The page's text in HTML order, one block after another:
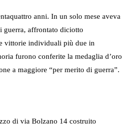
anni. In un solo mese aveva
guerra, affrontato diciotto
vittorie individuali più due in
furono conferite la medaglia d’oro
a maggiore “per merito di guerra”.
di via Bolzano 14 costruito